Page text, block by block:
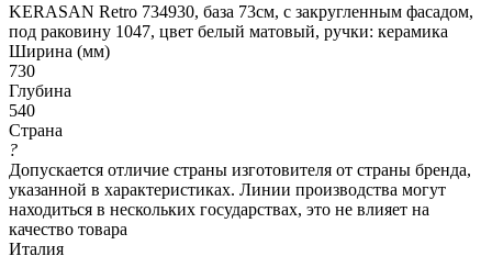
KERASAN Retro 734930, база 73см, с закругленным фасадом,
под раковину 1047, цвет белый матовый, ручки: керамика
Ширина (мм)
730
Глубина
540
Страна
?
Допускается отличие страны изготовителя от страны бренда,
указанной в характеристиках. Линии производства могут
находиться в нескольких государствах, это не влияет на
качество товара
Италия